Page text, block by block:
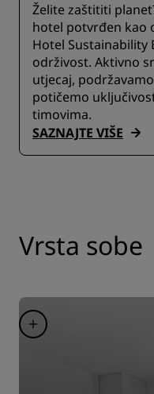
Želite zaštititi
hotel potvrđen kao
Hotel Sustainability
održivost. Aktivno
utjecaj,
potičemo
timovima.
SAZNAJTE VIŠE
Vrsta sobe